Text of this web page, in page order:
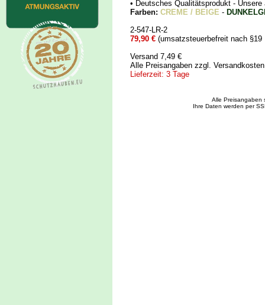
• Deutsches Qualitätsprodukt -
Farben: CREME / BEIGE -
2-547-LR-2
79,90 € (umsatzsteuerbefreit nach §19
Versand 7,49 €
Alle Preisangaben zzgl.
Lieferzeit: 3 Tage
Alle Preisangaben
Ihre Daten werden per